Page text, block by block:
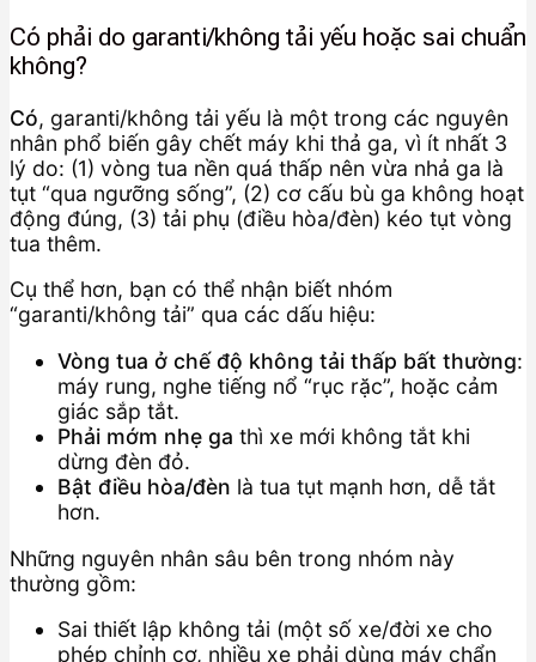
Có phải do garanti/không tải yếu hoặc sai chuẩn
không?
Có, garanti/không tải yếu là một trong các nguyên
nhân phổ biến gây chết máy khi thả ga, vì ít nhất 3
lý do: (1) vòng tua nền quá thấp nên vừa nhả ga là
tụt “qua ngưỡng sống”, (2) cơ cấu bù ga không hoạt
động đúng, (3) tải phụ (điều hòa/đèn) kéo tụt vòng
tua thêm.
Cụ thể hơn, bạn có thể nhận biết nhóm
“garanti/không tải” qua các dấu hiệu:
Vòng tua ở chế độ không tải thấp bất thường:
máy rung, nghe tiếng nổ “rục rặc”, hoặc cảm
giác sắp tắt.
Phải mớm nhẹ ga thì xe mới không tắt khi
dừng đèn đỏ.
Bật điều hòa/đèn là tua tụt mạnh hơn, dễ tắt
hơn.
Những nguyên nhân sâu bên trong nhóm này
thường gồm:
Sai thiết lập không tải (một số xe/đời xe cho
phép chỉnh cơ, nhiều xe phải dùng máy chẩn